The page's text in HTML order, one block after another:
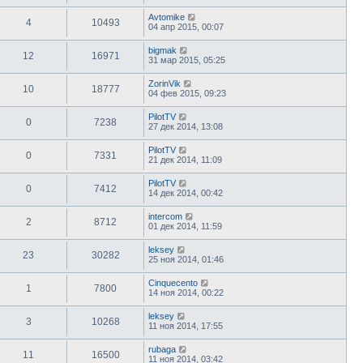
4 10493
Avtomike
04 апр 2015, 00:07
12 16971
bigmak
31 мар 2015, 05:25
10 18777
ZorinVik
04 фев 2015, 09:23
0 7238
PilotTV
27 дек 2014, 13:08
0 7331
PilotTV
21 дек 2014, 11:09
0 7412
PilotTV
14 дек 2014, 00:42
2 8712
intercom
01 дек 2014, 11:59
23 30282
leksey
25 ноя 2014, 01:46
1 7800
Сinquecento
14 ноя 2014, 00:22
3 10268
leksey
11 ноя 2014, 17:55
11 16500
rubaga
11 ноя 2014, 03:42